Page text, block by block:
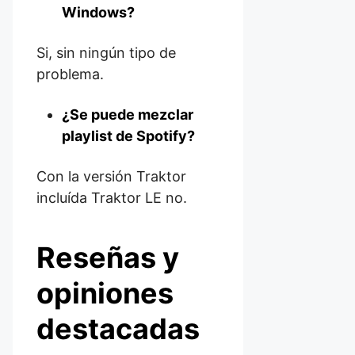
Windows?
Si, sin ningún tipo de
problema.
¿Se puede mezclar
playlist de Spotify?
Con la versión Traktor
incluída Traktor LE no.
Reseñas y
opiniones
destacadas